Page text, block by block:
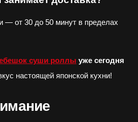
— от 30 до 50 минут в пределах
суши роллы уже сегодня
настоящей японской кухни!